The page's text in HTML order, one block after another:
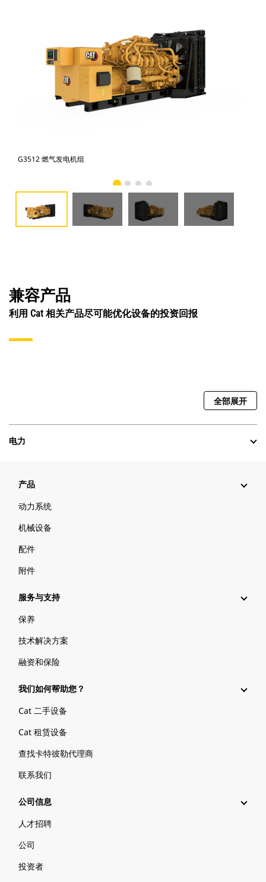
G3512 燃气发电机组
兼容产品
利用 Cat 相关产品尽可能优化设备的投资回报
全部展开
电力
产品
动力系统
机械设备
配件
附件
服务与支持
保养
技术解决方案
融资和保险
我们如何帮助您？
Cat 二手设备
Cat 租赁设备
查找卡特彼勒代理商
联系我们
公司信息
人才招聘
公司
投资者